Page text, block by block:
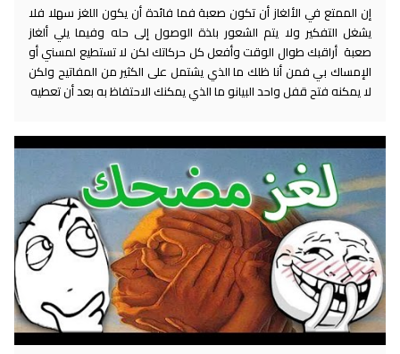
إن الممتع في الألغاز أن تكون صعبة فما فائدة أن يكون اللغز سهلا فلا
يشغل التفكير ولا يتم الشعور بلذة الوصول إلى حله وفيما يلي ألغاز
صعبة أراقبك طوال الوقت وأفعل كل حركاتك لكن لا تستطيع لمسني أو
الإمساك بي فمن أنا ظلك ما الذي يشتمل على الكثير من المفاتيح ولكن
لا يمكنه فتح قفل واحد البيانو ما الذي يمكنك الاحتفاظ به بعد أن تعطيه